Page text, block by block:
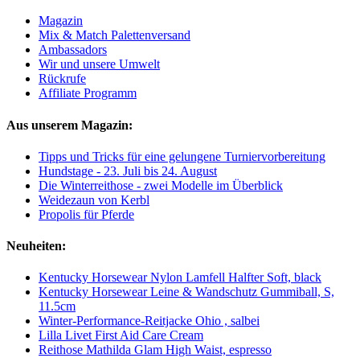
Magazin
Mix & Match Palettenversand
Ambassadors
Wir und unsere Umwelt
Rückrufe
Affiliate Programm
Aus unserem Magazin:
Tipps und Tricks für eine gelungene Turniervorbereitung
Hundstage - 23. Juli bis 24. August
Die Winterreithose - zwei Modelle im Überblick
Weidezaun von Kerbl
Propolis für Pferde
Neuheiten:
Kentucky Horsewear Nylon Lamfell Halfter Soft, black
Kentucky Horsewear Leine & Wandschutz Gummiball, S,
11.5cm
Winter-Performance-Reitjacke Ohio , salbei
Lilla Livet First Aid Care Cream
Reithose Mathilda Glam High Waist, espresso